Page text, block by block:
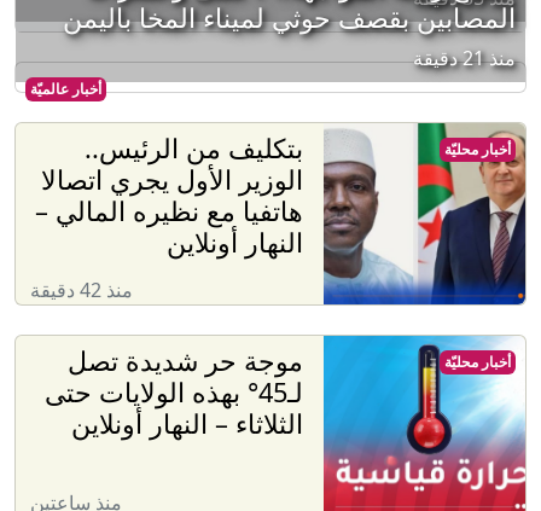
أخبار عالميّة
المصابين بقصف حوثي لميناء المخا باليمن
منذ 21 دقيقة
بتكليف من الرئيس..
الوزير الأول يجري اتصالا
هاتفيا مع نظيره المالي –
النهار أونلاين
منذ 42 دقيقة
أخبار محليّة
موجة حر شديدة تصل
لـ45° بهذه الولايات حتى
الثلاثاء – النهار أونلاين
منذ ساعتين
أخبار محليّة